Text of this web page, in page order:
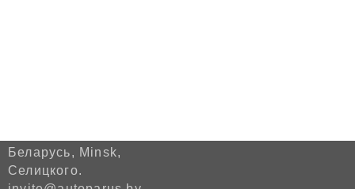
Беларусь, Minsk,
Селицкого.